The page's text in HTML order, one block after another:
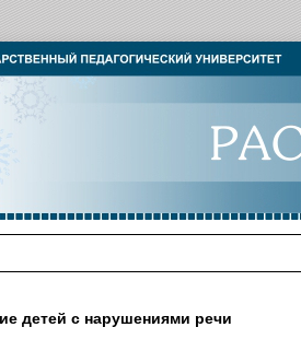
детей с нарушениями речи